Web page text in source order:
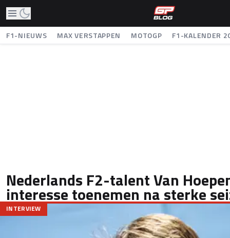
F1-NIEUWS MAX VERSTAPPEN MOTOGP F1-KALENDER
Nederlands F2-talent Van
interesse toenemen na sterke
INTERVIEW